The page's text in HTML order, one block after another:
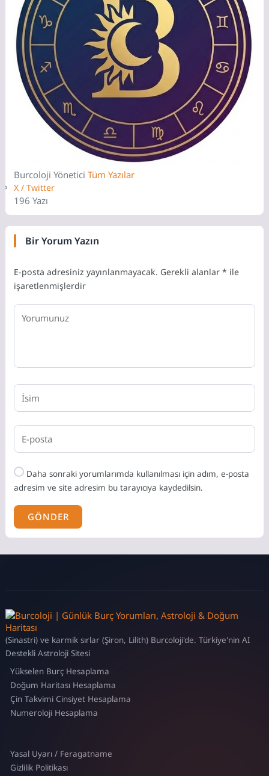
BurcolojiYöneticiTüm Yazılar
X / Twitter
196 Yazı
Bir Yorum Yazın
E-posta adresiniz yayınlanmayacak. Gerekli alanlar* ile
işaretlenmişlerdir
Daha sonraki yorumlarımda kullanılması için adım, e-posta
adresim ve site adresim bu tarayıcıya kaydedilsin.
GÖNDER
(Sinastri) ve karmik sırlar (Şiron, Lilith) Burcoloji'de. Türkiye'nin AI
Destekli Astroloji Sitesi
Yükselen Burç Hesaplama
Doğum Haritası Hesaplama
Çin Takvimi Cinsiyet Hesaplama
Numeroloji Hesaplama
Yasal Uyarı / Feragatname
Gizlilik Politikası